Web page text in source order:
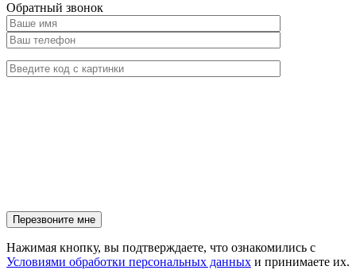
Обратный звонок
Нажимая кнопку, вы подтверждаете, что ознакомились с
Условиями обработки персональных данных и принимаете их.